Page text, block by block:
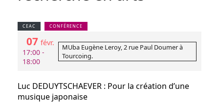
CEAC CONFÉRENCE
07 févr.
17:00 -
18:00
MUba Eugène Leroy, 2 rue Paul Doumer à
Tourcoing.
Luc DEDUYTSCHAEVER : Pour la création d’une
musique japonaise